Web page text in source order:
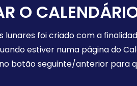
O
lunares foi criado com a
estiver numa página do
botão seguinte/anterior para